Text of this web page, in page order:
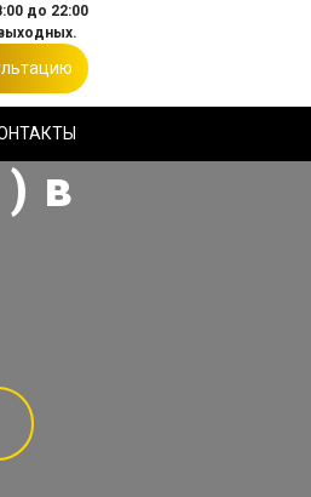
до 22:00
в